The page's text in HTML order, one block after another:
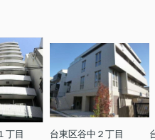
丁目
台東区谷中２丁目